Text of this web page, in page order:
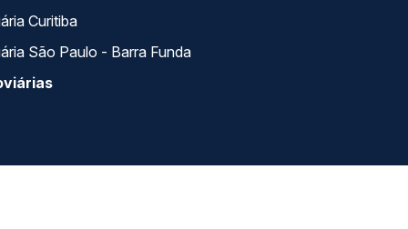
Curitiba
São Paulo - Barra Funda